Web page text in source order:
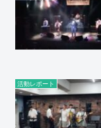
活動レポート